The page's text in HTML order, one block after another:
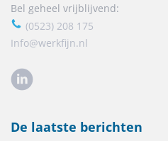
Bel geheel vrijblijvend:
(0523) 208 175
Info@werkfijn.nl
De laatste berichten